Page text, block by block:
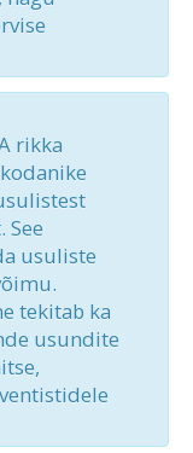
rikka
usuliste
tekitab ka
usundite